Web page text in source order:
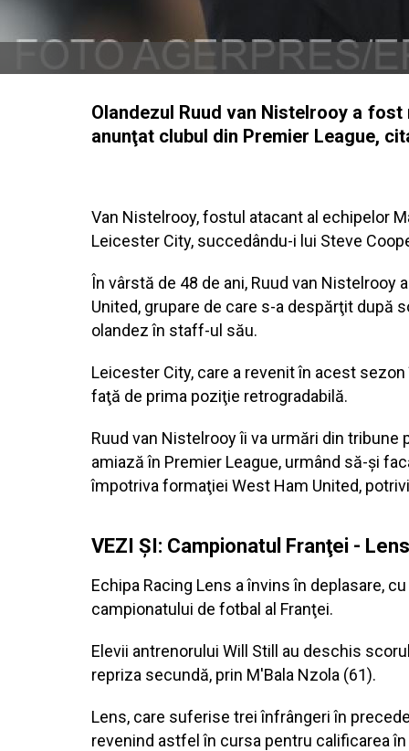
Olandezul Ruud van Nistelrooy a
anunţat clubul din Premier League,
Van Nistelrooy, fostul atacant al echipelor
Leicester City, succedându-i lui Steve
În vârstă de 48 de ani, Ruud van
United, grupare de care s-a despărţit după
olandez în staff-ul său.
Leicester City, care a revenit în acest
faţă de prima poziţie retrogradabilă.
Ruud van Nistelrooy îi va urmări din
amiază în Premier League, urmând să-şi
împotriva formaţiei West Ham United,
VEZI ȘI: Campionatul Franţei -
Echipa Racing Lens a învins în deplasare,
campionatului de fotbal al Franţei.
Elevii antrenorului Will Still au deschis
repriza secundă, prin M'Bala Nzola (61).
Lens, care suferise trei înfrângeri în
revenind astfel în cursa pentru calificarea